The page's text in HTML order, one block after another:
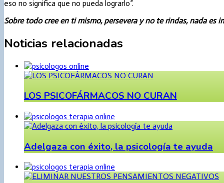
eso no significa que no pueda lograrlo”.
Sobre todo cree en ti mismo, persevera y no te rindas, nada es
Noticias relacionadas
LOS PSICOFÁRMACOS NO CURAN
Adelgaza con éxito, la psicología te ayuda